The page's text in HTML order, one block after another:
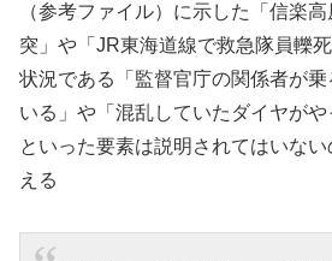
（参考ファイル）に示した「信楽
突」や「JR東海道線で救急隊員轢
状況である「監督官庁の関係者が
いる」や「混乱していたダイヤがや
といった要素は説明されてはいな
える